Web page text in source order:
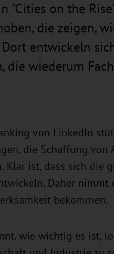
"Cities on the
die zeigen,
entwickeln
die wiederum
von LinkedIn
die Schaffung
Klar ist, dass sich
Daher
bekommen.
wie wichtig es ist,